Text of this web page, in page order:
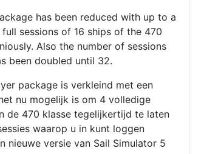
has been reduced with up to a
sessions of 16 ships of the 470
Also the number of sessions
been doubled until 32.
package is verkleind met een
nu mogelijk is om 4 volledige
de 470 klasse tegelijkertijd te laten
waarop u in kunt loggen
nieuwe versie van Sail Simulator 5